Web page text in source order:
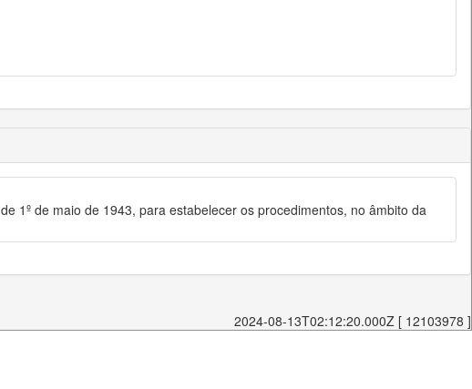
1º de maio de 1943, para estabelecer os procedimentos, no âmbito da
2024-08-13T02:12:20.000Z [ 12103978 ]